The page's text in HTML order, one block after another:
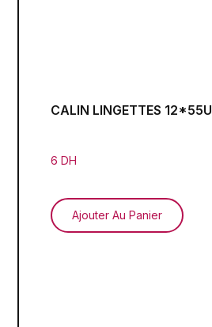
CALIN LINGETTES 12*55U
6 DH
Ajouter Au Panier